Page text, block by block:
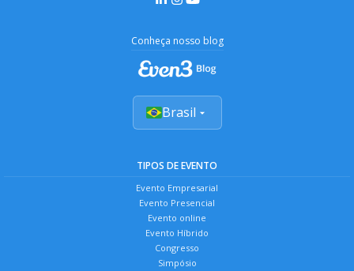
Conheça nosso blog
Brasil
TIPOS DE EVENTO
Evento Empresarial
Evento Presencial
Evento online
Evento Híbrido
Congresso
Simpósio